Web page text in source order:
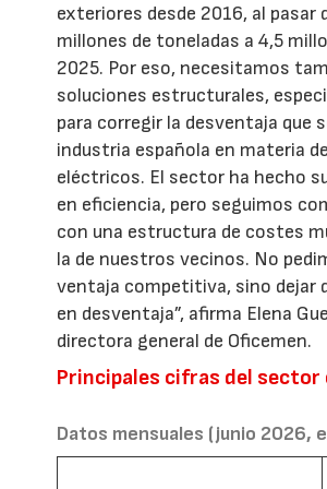
exteriores desde 2016, al pasar
millones de toneladas a 4,5
2025. Por eso, necesitamos
soluciones estructurales,
para corregir la desventaja que
industria española en materia
eléctricos. El sector ha hecho
en eficiencia, pero seguimos
con una estructura de costes
la de nuestros vecinos. No
ventaja competitiva, sino dejar
en desventaja”, afirma Elena
directora general de Oficemen.
Principales cifras del
Datos mensuales (junio 2026,